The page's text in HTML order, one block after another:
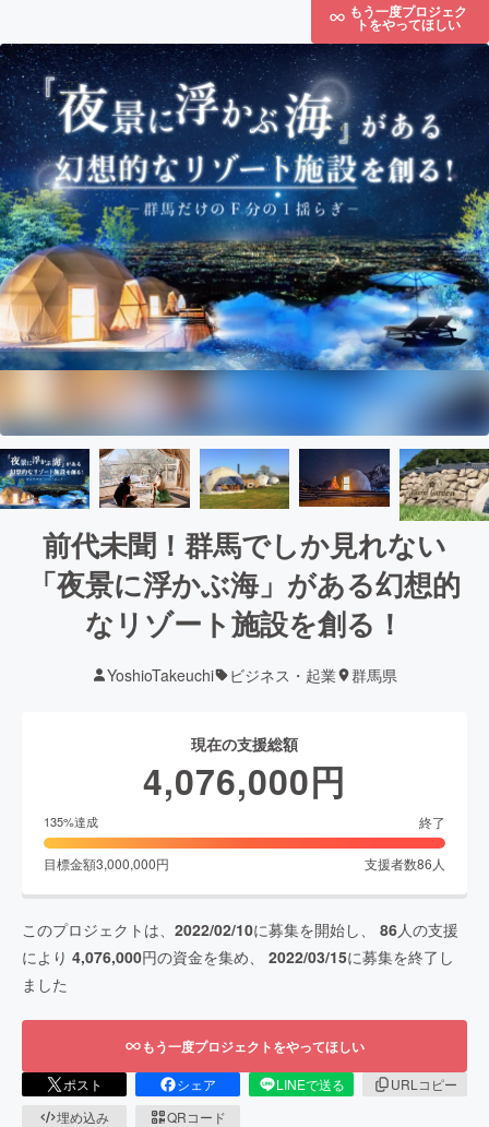
もう一度プロジェク
トをやってほしい
前代未聞！群馬でしか見れない
「夜景に浮かぶ海」がある幻想的
なリゾート施設を創る！
YoshioTakeuchi ビジネス・起業 群馬県
現在の支援総額
4,076,000円
135%達成 終了
目標金額3,000,000円 支援者数86 人
このプロジェクトは、 2022/02/10に募集を開始し、 86人の支援
により 4,076,000円の資金を集め、 2022/03/15に募集を終了し
ました
もう一度プロジェクトをやってほしい
ポスト シェア LINEで送る
URLコピー
埋め込み
QRコード